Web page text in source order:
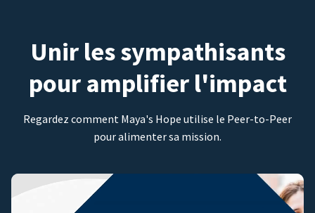
Unir les sympathisants
pour amplifier l'impact
Regardez comment Maya's Hope utilise le Peer-to-Peer
pour alimenter sa mission.